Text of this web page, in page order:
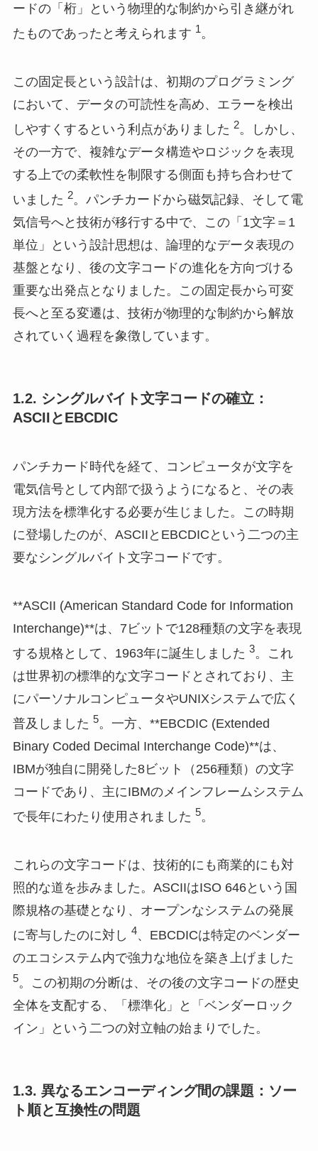
ードの「桁」という物理的な制約から引き継がれ
たものであったと考えられます 1。
この固定長という設計は、初期のプログラミング
において、データの可読性を高め、エラーを検出
しやすくするという利点がありました 2。しかし、
その一方で、複雑なデータ構造やロジックを表現
する上での柔軟性を制限する側面も持ち合わせて
いました 2。パンチカードから磁気記録、そして電
気信号へと技術が移行する中で、この「1文字＝1
単位」という設計思想は、論理的なデータ表現の
基盤となり、後の文字コードの進化を方向づける
重要な出発点となりました。この固定長から可変
長へと至る変遷は、技術が物理的な制約から解放
されていく過程を象徴しています。
1.2. シングルバイト文字コードの確立：
ASCIIとEBCDIC
パンチカード時代を経て、コンピュータが文字を
電気信号として内部で扱うようになると、その表
現方法を標準化する必要が生じました。この時期
に登場したのが、ASCIIとEBCDICという二つの主
要なシングルバイト文字コードです。
**ASCII (American Standard Code for Information
Interchange)**は、7ビットで128種類の文字を表現
する規格として、1963年に誕生しました 3。これ
は世界初の標準的な文字コードとされており、主
にパーソナルコンピュータやUNIXシステムで広く
普及しました 5。一方、**EBCDIC (Extended
Binary Coded Decimal Interchange Code)**は、
IBMが独自に開発した8ビット（256種類）の文字
コードであり、主にIBMのメインフレームシステム
で長年にわたり使用されました 5。
これらの文字コードは、技術的にも商業的にも対
照的な道を歩みました。ASCIIはISO 646という国
際規格の基礎となり、オープンなシステムの発展
に寄与したのに対し 4、EBCDICは特定のベンダー
のエコシステム内で強力な地位を築き上げました
5。この初期の分断は、その後の文字コードの歴史
全体を支配する、「標準化」と「ベンダーロック
イン」という二つの対立軸の始まりでした。
1.3. 異なるエンコーディング間の課題：ソー
ト順と互換性の問題